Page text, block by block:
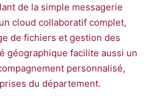
de la simple messagerie
cloud collaboratif complet,
de fichiers et gestion des
géographique facilite aussi un
personnalisé,
du département.